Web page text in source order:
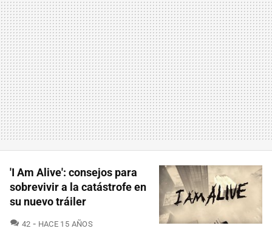
'I Am Alive': consejos para
sobrevivir a la catástrofe en
su nuevo tráiler
42 COMENTARIOS
HACE 15 AÑOS